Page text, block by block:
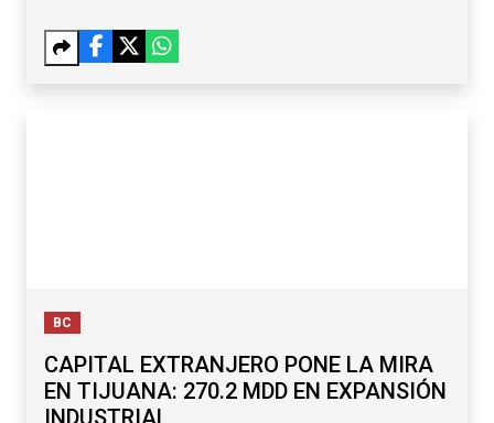
BC
CAPITAL EXTRANJERO PONE LA MIRA
EN TIJUANA: 270.2 MDD EN EXPANSIÓN
INDUSTRIAL